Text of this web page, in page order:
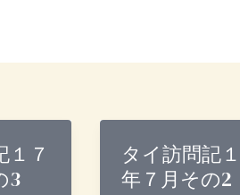
１７
3
タイ訪問記
年７月その2